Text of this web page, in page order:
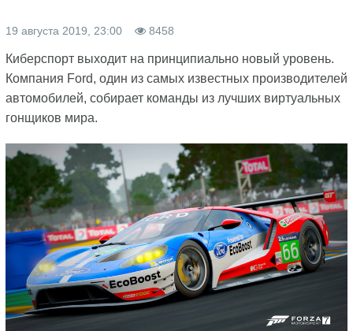
19 августа 2019, 23:00 8458
Киберспорт выходит на принципиально новый уровень.
Компания Ford, один из самых известных производителей
автомобилей, собирает команды из лучших виртуальных
гонщиков мира.